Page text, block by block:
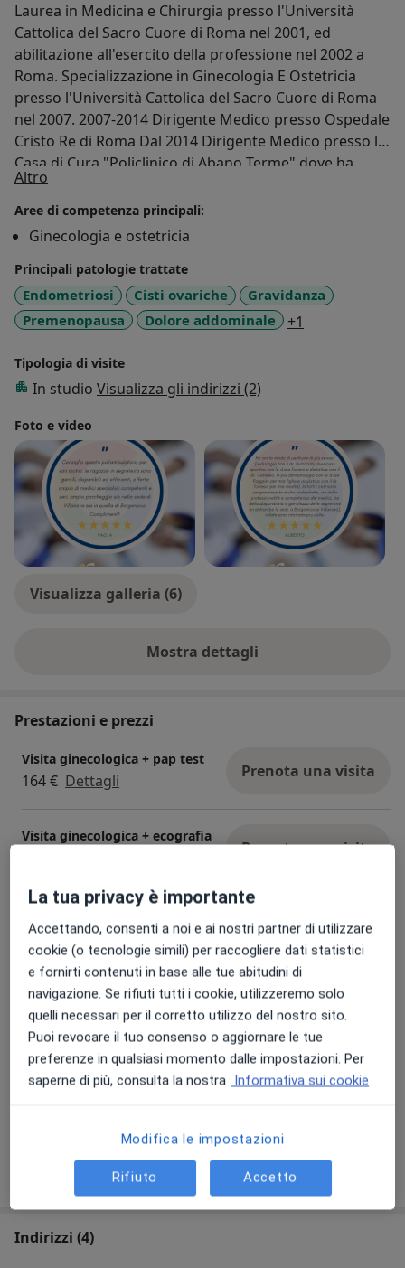
Laurea in Medicina e Chirurgia presso l'Università
Cattolica del Sacro Cuore di Roma nel 2001, ed
abilitazione all'esercito della professione nel 2002 a
Roma. Specializzazione in Ginecologia E Ostetricia
presso l'Università Cattolica del Sacro Cuore di Roma
nel 2007. 2007-2014 Dirigente Medico presso Ospedale
Cristo Re di Roma Dal 2014 Dirigente Medico presso la
Casa di Cura "Policlinico di Abano Terme" dove ha
svolto attività ostetrica, con particolare riferimento
all'accompagnamento alla nascita della gravidanza
fisiologica e cura della patologia ostetrica ed
all'assistenza al parto, ed attività ginecologica dalla
diagnosi ecografica alla chirurgia benigna mininvasiva.
Altro
Aree di competenza principali:
Ginecologia e ostetricia
Principali patologie trattate
Endometriosi Cisti ovariche
Gravidanza
Premenopausa
Dolore addominale +1
Tipologia di visite
In studio Visualizza gli indirizzi (2)
Foto e video
Visualizza galleria (6)
Mostra dettagli
sull'esperienza
Prestazioni e prezzi
Visita ginecologica + pap test
164 € Dettagli Prenota una visita
Visita ginecologica + ecografia
Prenota una visita
Visita ginecologica
Dettagli
Tampone vaginale
Prestazione gratuita Dettagli
Visita ostetrica
90 € Dettagli
Come funzionano i prezzi?
Indirizzi (4)
La tua privacy è importante
Accettando, consenti a noi e ai nostri partner di utilizzare
cookie (o tecnologie simili) per raccogliere dati statistici
e fornirti contenuti in base alle tue abitudini di
navigazione. Se rifiuti tutti i cookie, utilizzeremo solo
quelli necessari per il corretto utilizzo del nostro sito.
Puoi revocare il tuo consenso o aggiornare le tue
preferenze in qualsiasi momento dalle impostazioni. Per
saperne di più, consulta la nostra Informativa sui cookie
Modifica le impostazioni
Rifiuto Accetto